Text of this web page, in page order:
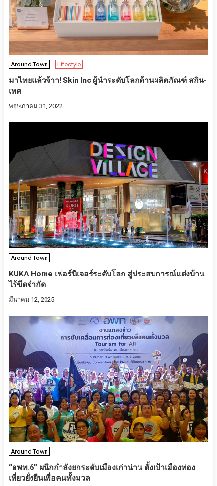
Around Town Lifestyle
มาไทยแล้วจ้าา! Skin Inc ผู้นำระดับโลกด้านผลิตภัณฑ์ สกิน-
เทค
พฤษภาคม 31, 2022
Around Town
KUKA Home เฟอร์นิเจอร์ระดับโลก สู่ประสบการณ์แต่งบ้าน
ไร้ขีดจำกัด
มีนาคม 12, 2025
Around Town
“อพท.6” ผนึกกำลังยกระดับเมืองเก่าน่าน ตั้งเป้าเมืองท่อง
เที่ยวยั่งยืนเพื่อคนทั้งมวล